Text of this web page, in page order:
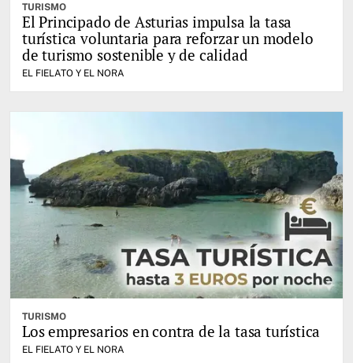
TURISMO
El Principado de Asturias impulsa la tasa
turística voluntaria para reforzar un modelo
de turismo sostenible y de calidad
EL FIELATO Y EL NORA
TURISMO
Los empresarios en contra de la tasa turística
EL FIELATO Y EL NORA